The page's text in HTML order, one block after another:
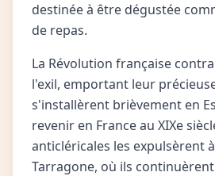
destinée à être dégustée
de repas.
La Révolution française
l'exil, emportant leur
s'installèrent brièvement en
revenir en France au XIXe
anticléricales les expulsèrent
Tarragone, où ils